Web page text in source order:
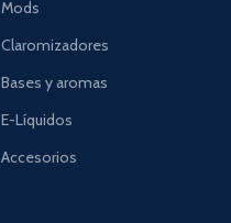
Mods
Claromizadores
Bases y aromas
E-Líquidos
Accesorios